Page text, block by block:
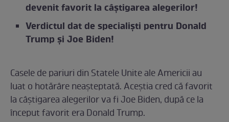
devenit favorit la câștigarea alegerilor!
Verdictul dat de specialiști pentru Donald
Trump și Joe Biden!
Casele de pariuri din Statele Unite ale Americii au
luat o hotărâre neașteptată. Aceștia cred că favorit
la câștigarea alegerilor va fi Joe Biden, după ce la
început favorit era Donald Trump.